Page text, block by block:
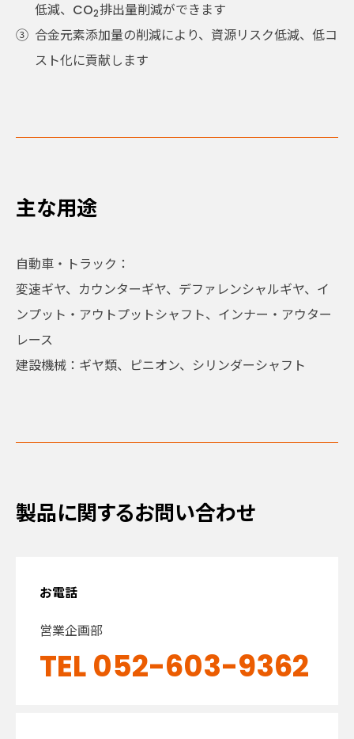
低減、CO2排出量削減ができます
③ 合金元素添加量の削減により、資源リスク低減、低コ
スト化に貢献します
主な用途
自動車・トラック：
変速ギヤ、カウンターギヤ、デファレンシャルギヤ、イ
ンプット・アウトプットシャフト、インナー・アウター
レース
建設機械： ギヤ類、ピニオン、シリンダーシャフト
製品に関するお問い合わせ
お電話
営業企画部
TEL 052-603-9362